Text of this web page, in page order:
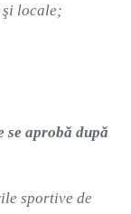
locale;
aprobă după
sportive de